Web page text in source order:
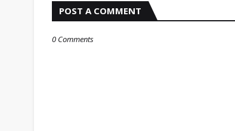
POST A COMMENT
0 Comments